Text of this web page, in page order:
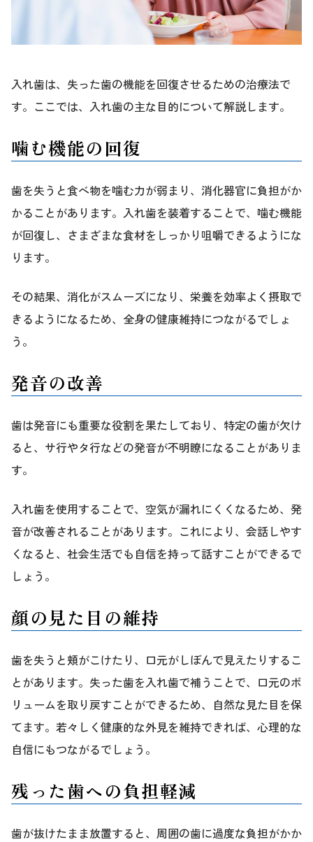
入れ歯は、失った歯の機能を回復させるための治療法で
す。ここでは、入れ歯の主な目的について解説します。
噛む機能の回復
歯を失うと食べ物を噛む力が弱まり、消化器官に負担がか
かることがあります。入れ歯を装着することで、噛む機能
が回復し、さまざまな食材をしっかり咀嚼できるようにな
ります。
その結果、消化がスムーズになり、栄養を効率よく摂取で
きるようになるため、全身の健康維持につながるでしょ
う。
発音の改善
歯は発音にも重要な役割を果たしており、特定の歯が欠け
ると、サ行やタ行などの発音が不明瞭になることがありま
す。
入れ歯を使用することで、空気が漏れにくくなるため、発
音が改善されることがあります。これにより、会話しやす
くなると、社会生活でも自信を持って話すことができるで
しょう。
顔の見た目の維持
歯を失うと頬がこけたり、口元がしぼんで見えたりするこ
とがあります。失った歯を入れ歯で補うことで、口元のボ
リュームを取り戻すことができるため、自然な見た目を保
てます。若々しく健康的な外見を維持できれば、心理的な
自信にもつながるでしょう。
残った歯への負担軽減
歯が抜けたまま放置すると、周囲の歯に過度な負担がかか